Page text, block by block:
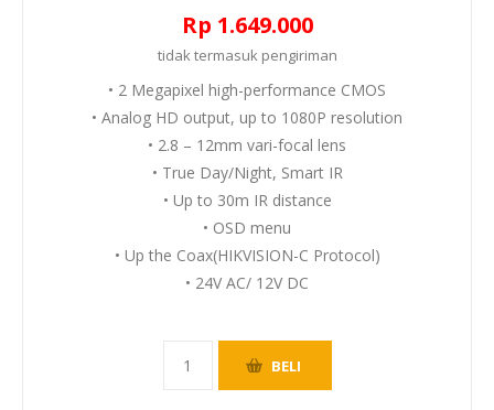
Rp 1.649.000
tidak termasuk pengiriman
• 2 Megapixel high-performance CMOS
• Analog HD output, up to 1080P resolution
• 2.8 – 12mm vari-focal lens
• True Day/Night, Smart IR
• Up to 30m IR distance
• OSD menu
• Up the Coax(HIKVISION-C Protocol)
• 24V AC/ 12V DC